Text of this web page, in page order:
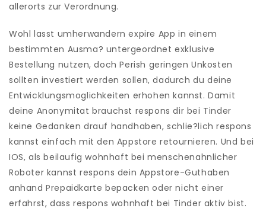
allerorts zur Verordnung.
Wohl lasst umherwandern expire App in einem
bestimmten Ausma? untergeordnet exklusive
Bestellung nutzen, doch Perish geringen Unkosten
sollten investiert werden sollen, dadurch du deine
Entwicklungsmoglichkeiten erhohen kannst. Damit
deine Anonymitat brauchst respons dir bei Tinder
keine Gedanken drauf handhaben, schlie?lich respons
kannst einfach mit den Appstore retournieren. Und bei
IOS, als beilaufig wohnhaft bei menschenahnlicher
Roboter kannst respons dein Appstore-Guthaben
anhand Prepaidkarte bepacken oder nicht einer
erfahrst, dass respons wohnhaft bei Tinder aktiv bist.